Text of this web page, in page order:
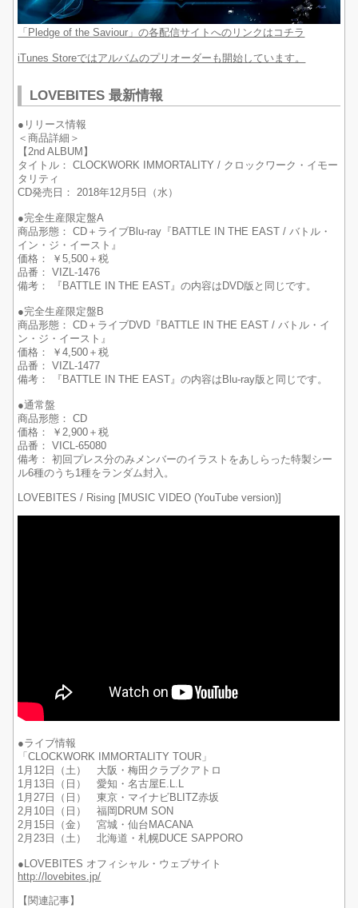
「Pledge of the Saviour」の各配信サイトへのリンクはコチラ
iTunes Storeではアルバムのプリオーダーも開始しています。
LOVEBITES 最新情報
●リリース情報
＜商品詳細＞
【2nd ALBUM】
タイトル： CLOCKWORK IMMORTALITY / クロックワーク・イモー
タリティ
CD発売日： 2018年12月5日（水）
●完全生産限定盤A
商品形態： CD＋ライブBlu-ray『BATTLE IN THE EAST / バトル・
イン・ジ・イースト』
価格： ￥5,500＋税
品番： VIZL-1476
備考： 『BATTLE IN THE EAST』の内容はDVD版と同じです。
●完全生産限定盤B
商品形態： CD＋ライブDVD『BATTLE IN THE EAST / バトル・イ
ン・ジ・イースト』
価格： ￥4,500＋税
品番： VIZL-1477
備考： 『BATTLE IN THE EAST』の内容はBlu-ray版と同じです。
●通常盤
商品形態： CD
価格： ￥2,900＋税
品番： VICL-65080
備考： 初回プレス分のみメンバーのイラストをあしらった特製シー
ル6種のうち1種をランダム封入。
LOVEBITES / Rising [MUSIC VIDEO (YouTube version)]
●ライブ情報
「CLOCKWORK IMMORTALITY TOUR」
1月12日（土） 大阪・梅田クラブクアトロ
1月13日（日） 愛知・名古屋E.L.L
1月27日（日） 東京・マイナビBLITZ赤坂
2月10日（日） 福岡DRUM SON
2月15日（金） 宮城・仙台MACANA
2月23日（土） 北海道・札幌DUCE SAPPORO
●LOVEBITES オフィシャル・ウェブサイト
http://lovebites.jp/
【関連記事】